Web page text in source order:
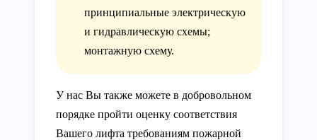
принципиальные электрическую
и гидравлическую схемы;
монтажную схему.
У нас Вы также можете в добровольном
порядке пройти оценку соответствия
Вашего лифта требованиям пожарной